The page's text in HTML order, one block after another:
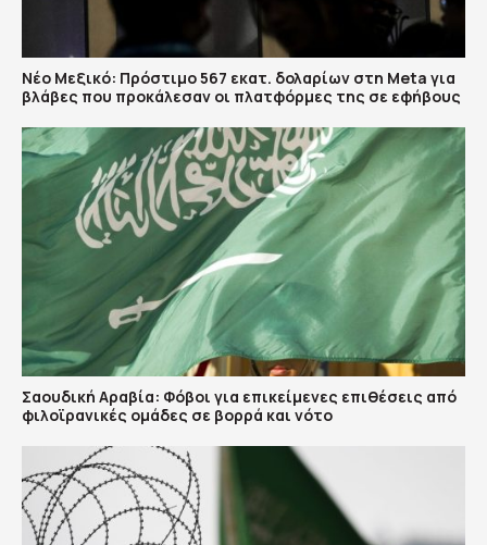
Νέο Μεξικό: Πρόστιμο 567 εκατ. δολαρίων στη Meta για
βλάβες που προκάλεσαν οι πλατφόρμες της σε εφήβους
Σαουδική Αραβία: Φόβοι για επικείμενες επιθέσεις από
φιλοϊρανικές ομάδες σε βορρά και νότο